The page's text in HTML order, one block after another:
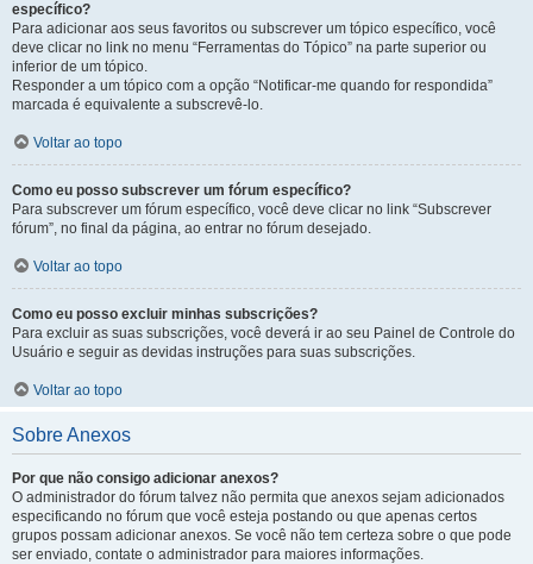
específico?
Para adicionar aos seus favoritos ou subscrever um tópico específico, você
deve clicar no link no menu “Ferramentas do Tópico” na parte superior ou
inferior de um tópico.
Responder a um tópico com a opção “Notificar-me quando for respondida”
marcada é equivalente a subscrevê-lo.
Voltar ao topo
Como eu posso subscrever um fórum específico?
Para subscrever um fórum específico, você deve clicar no link “Subscrever
fórum”, no final da página, ao entrar no fórum desejado.
Voltar ao topo
Como eu posso excluir minhas subscrições?
Para excluir as suas subscrições, você deverá ir ao seu Painel de Controle do
Usuário e seguir as devidas instruções para suas subscrições.
Voltar ao topo
Sobre Anexos
Por que não consigo adicionar anexos?
O administrador do fórum talvez não permita que anexos sejam adicionados
especificando no fórum que você esteja postando ou que apenas certos
grupos possam adicionar anexos. Se você não tem certeza sobre o que pode
ser enviado, contate o administrador para maiores informações.